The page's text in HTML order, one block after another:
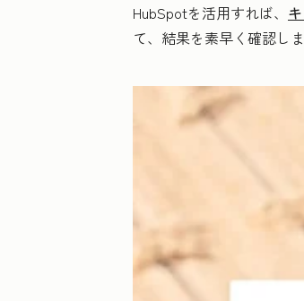
HubSpotを活用すれば、
て、結果を素早く確認しま